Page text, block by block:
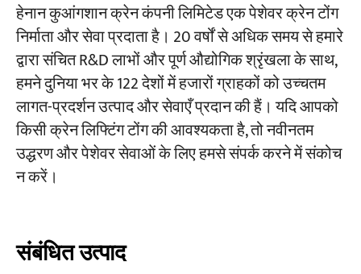
हेनान कुआंगशान क्रेन कंपनी लिमिटेड एक पेशेवर क्रेन टोंग
निर्माता और सेवा प्रदाता है। 20 वर्षों से अधिक समय से हमारे
द्वारा संचित R&D लाभों और पूर्ण औद्योगिक श्रृंखला के साथ,
हमने दुनिया भर के 122 देशों में हजारों ग्राहकों को उच्चतम
लागत-प्रदर्शन उत्पाद और सेवाएँ प्रदान की हैं। यदि आपको
किसी क्रेन लिफ्टिंग टोंग की आवश्यकता है, तो नवीनतम
उद्धरण और पेशेवर सेवाओं के लिए हमसे संपर्क करने में संकोच
न करें।
संबंधित उत्पाद